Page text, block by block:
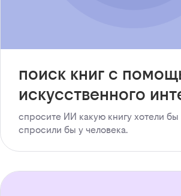
поиск книг с
искусственного
спросите ИИ какую книгу хотели бы
спросили бы у человека.